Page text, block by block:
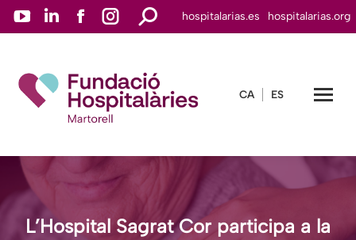
YouTube
in
Linkedin
in
new
Facebook
in
new
Instagram
in
Buscar: hospitalarias.es hospitalarias.org
CA ES
L’Hospital Sagrat Cor participa a la